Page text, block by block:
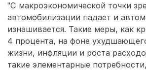
"С макроэкономической точки
автомобилизации падает и
изнашивается. Такие меры, как
4 процента, на фоне
жизни, инфляции и роста
такие элементарные